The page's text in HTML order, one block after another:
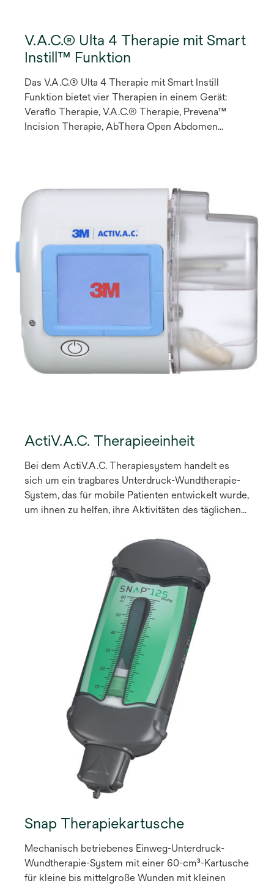
V.A.C.® Ulta 4 Therapie mit Smart
Instill™ Funktion
Das V.A.C.® Ulta 4 Therapie mit Smart Instill
Funktion bietet vier Therapien in einem Gerät:
Veraflo Therapie, V.A.C.® Therapie, Prevena™
Incision Therapie, AbThera Open Abdomen
ActiV.A.C. Therapieeinheit
Bei dem ActiV.A.C. Therapiesystem handelt es
sich um ein tragbares Unterdruck-Wundtherapie-
System, das für mobile Patienten entwickelt wurde,
um ihnen zu helfen, ihre Aktivitäten des täglichen
bewährten Wundheilungsvorteile der V.A.C.®
Snap Therapiekartusche
Mechanisch betriebenes Einweg-Unterdruck-
Wundtherapie-System mit einer 60-cm³-Kartusche
für kleine bis mittelgroße Wunden mit kleinen